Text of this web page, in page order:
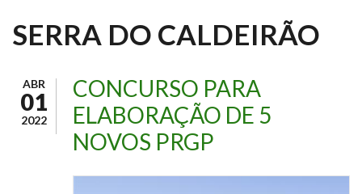
SERRA DO CALDEIRÃO
ABR
01
2022
CONCURSO PARA
ELABORAÇÃO DE 5
NOVOS PRGP